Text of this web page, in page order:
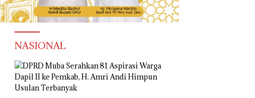
NASIONAL